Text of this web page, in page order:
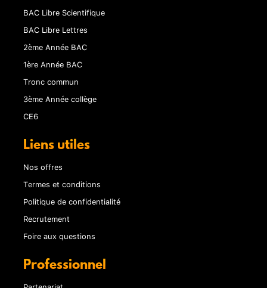
BAC Libre Scientifique
BAC Libre Lettres
2ème Année BAC
1ère Année BAC
Tronc commun
3ème Année collège
CE6
Liens utiles
Nos offres
Termes et conditions
Politique de confidentialité
Recrutement
Foire aux questions
Professionnel